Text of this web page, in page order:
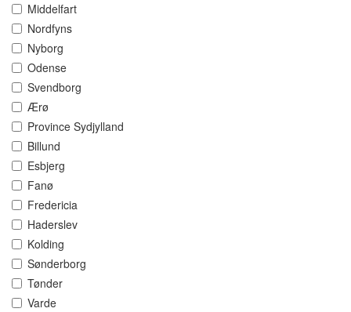
Middelfart
Nordfyns
Nyborg
Odense
Svendborg
Ærø
Province Sydjylland
Billund
Esbjerg
Fanø
Fredericia
Haderslev
Kolding
Sønderborg
Tønder
Varde